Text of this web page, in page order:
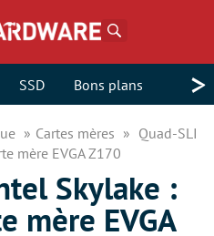
SSD Bons plans >
Cartes mères
Quad-SLI
mère EVGA Z170
Skylake :
mère EVGA